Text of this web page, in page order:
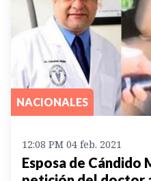
NACIONALES
12:08 PM 04 feb. 2021
Esposa de